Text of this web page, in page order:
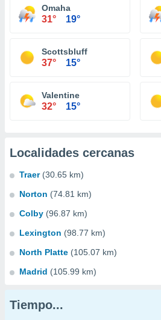
Omaha
31° 19°
Scottsbluff
37° 15°
Valentine
32° 15°
Localidades cercanas
Traer (30.65 km)
Norton (74.81 km)
Colby (96.87 km)
Lexington (98.77 km)
North Platte (105.07 km)
Madrid (105.99 km)
Tiempo...